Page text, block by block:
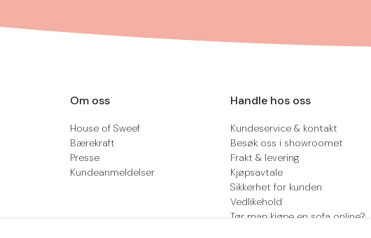
Om oss
House of Sweef
Bærekraft
Presse
Kundeanmeldelser
Handle hos oss
Kundeservice & kontakt
Besøk oss i showroomet
Frakt & levering
Kjøpsavtale
Sikkerhet for kunden
Vedlikehold
Tør man kjøpe en sofa online?